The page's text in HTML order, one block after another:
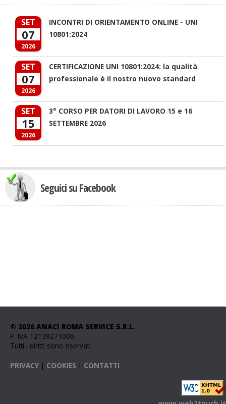
SET
07
2026
INCONTRI DI ORIENTAMENTO ONLINE - UNI
10801:2024
SET
07
2026
CERTIFICAZIONE UNI 10801:2024: la qualità
professionale è il nostro nuovo standard
SET
15
2026
3° CORSO PER DATORI DI LAVORO 15 e 16
SETTEMBRE 2026
Seguici su Facebook
© 2026 ANACI ROMA SERVICE S.R.L.
P. IVA 12139271006
Tutti i diritti sono riservati
PRIVACY | COOKIES | CONTATTI